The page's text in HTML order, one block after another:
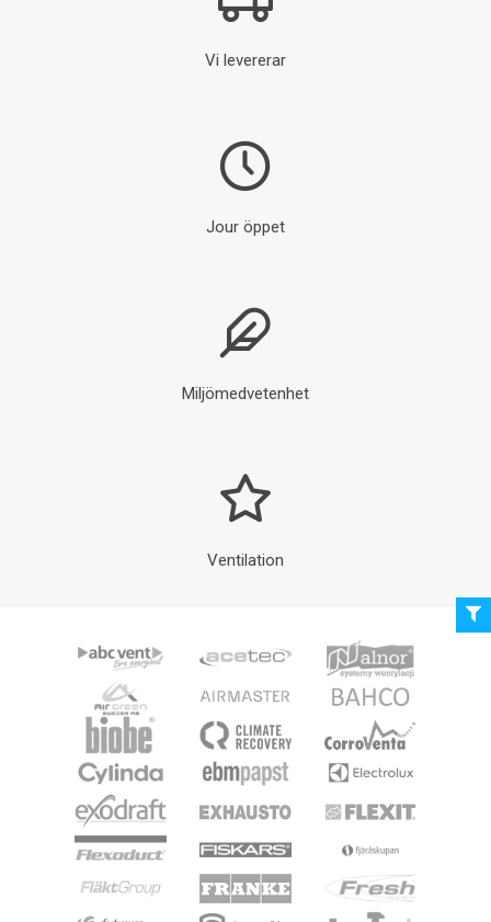
Vi levererar
Jour öppet
Miljömedvetenhet
Ventilation